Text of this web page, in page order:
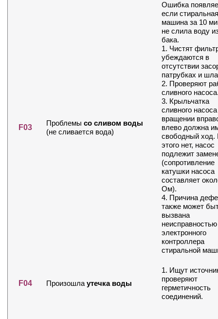
F03
Проблемы со сливом воды
(не сливается вода)
Ошибка
если стиральная
машина за 10
не слила воду
бака.
1. Чистят
убеждаются в
отсутствии
патрубках и
2. Проверяют
сливного
3. Крыльчатка
сливного
вращении
влево должна
свободный ход.
этого нет, насос
подлежит
(сопротивление
катушки насоса
составляет
Ом).
4. Причина
также может
вызвана
неисправностью
электронного
контроллера
стиральной
F04 Произошла утечка воды
1. Ищут
проверяют
герметичность
соединений.